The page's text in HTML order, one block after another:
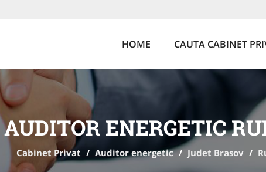
HOME CAUTA CABINET
AUDITOR ENERGETIC
Cabinet Privat / Auditor energetic / Judet Brasov /